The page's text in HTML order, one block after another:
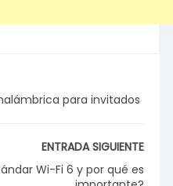
para invitados
ENTRADA SIGUIENTE
Wi-Fi 6 y por qué es